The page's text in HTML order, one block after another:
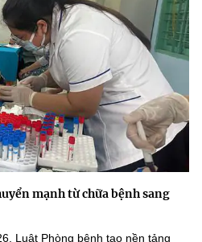
mạnh từ chữa bệnh sang
Luật Phòng bệnh tạo nền tảng